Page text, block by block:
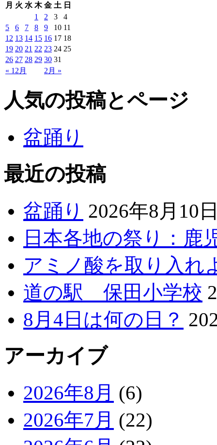
月 火 水 木 金 土 日
« 12月 2月 »
1 2 3
4
5
6 7 8 9 10 11
12 13 14 15 16 17 18
19 20 21 22 23 24 25
26 27 28 29 30 31
人気の投稿とページ
盆踊り
最近の投稿
盆踊り 2026年8月10
日本各地の祭り：鹿
アミノ酸を取り入れ
道の駅 保田小学校
8月4日は何の日？
アーカイブ
2026年8月 (6)
2026年7月 (22)